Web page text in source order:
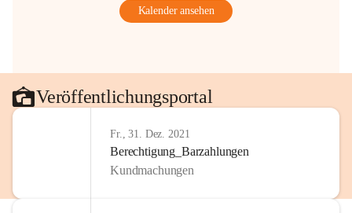
Kalender ansehen
Veröffentlichungsportal
Fr., 31. Dez. 2021
Berechtigung_Barzahlungen
Kundmachungen